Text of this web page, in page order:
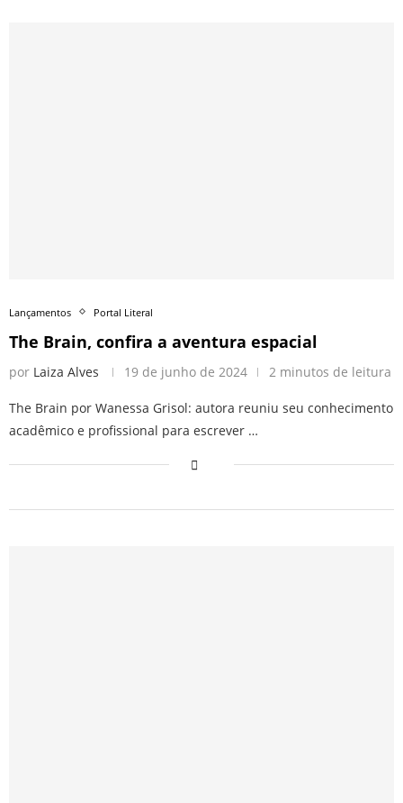
Lançamentos Portal Literal
The Brain, confira a aventura espacial
por Laiza Alves 19 de junho de 2024 2 minutos de leitura
The Brain por Wanessa Grisol: autora reuniu seu conhecimento
acadêmico e profissional para escrever …